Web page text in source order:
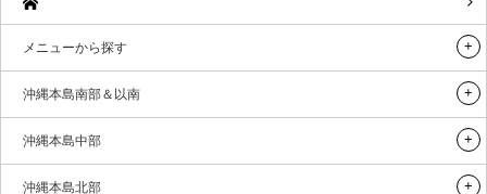
メニューから探す
沖縄本島南部＆以南
沖縄本島中部
沖縄本島北部